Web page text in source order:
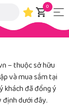
0
– thuộc sở hữu
và mua sắm tại
khách đã đồng ý
định dưới đây.